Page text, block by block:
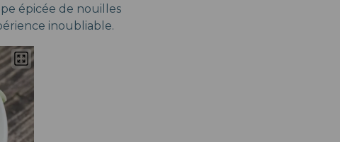
épicée de nouilles
inoubliable.